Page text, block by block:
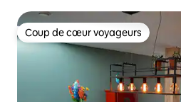
Coup de cœur voyageurs
Coup de cœur voyageurs